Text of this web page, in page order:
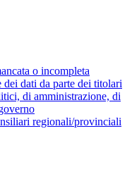
o incompleta
dei dati da parte dei titolari
di amministrazione, di
regionali/provinciali